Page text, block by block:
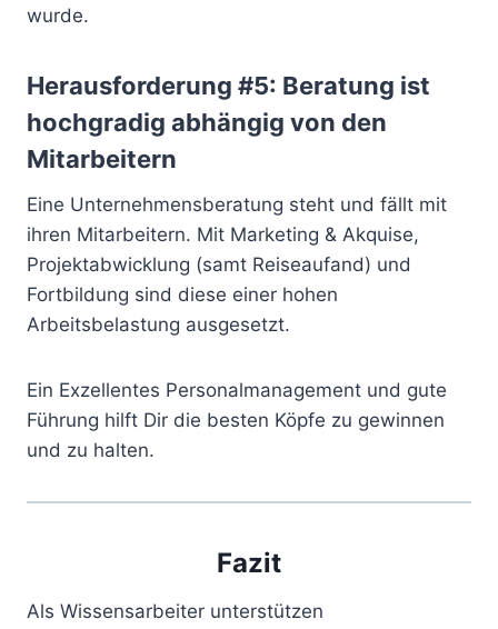
wurde.
Herausforderung #5: Beratung ist
hochgradig abhängig von den
Mitarbeitern
Eine Unternehmensberatung steht und fällt mit
ihren Mitarbeitern. Mit Marketing & Akquise,
Projektabwicklung (samt Reiseaufand) und
Fortbildung sind diese einer hohen
Arbeitsbelastung ausgesetzt.
Ein Exzellentes Personalmanagement und gute
Führung hilft Dir die besten Köpfe zu gewinnen
und zu halten.
Fazit
Als Wissensarbeiter unterstützen